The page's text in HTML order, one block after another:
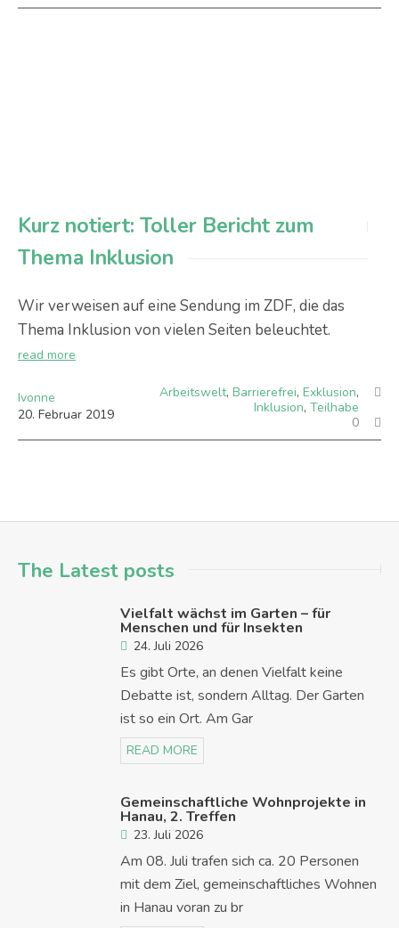
Kurz notiert: Toller Bericht zum
Thema Inklusion
Wir verweisen auf eine Sendung im ZDF, die das
Thema Inklusion von vielen Seiten beleuchtet.
read more
Ivonne
20. Februar 2019
Arbeitswelt, Barrierefrei, Exklusion,
Inklusion, Teilhabe
0
The Latest posts
Vielfalt wächst im Garten – für
Menschen und für Insekten
24. Juli 2026
Es gibt Orte, an denen Vielfalt keine
Debatte ist, sondern Alltag. Der Garten
ist so ein Ort. Am Gar
READ MORE
Gemeinschaftliche Wohnprojekte in
Hanau, 2. Treffen
23. Juli 2026
Am 08. Juli trafen sich ca. 20 Personen
mit dem Ziel, gemeinschaftliches Wohnen
in Hanau voran zu br